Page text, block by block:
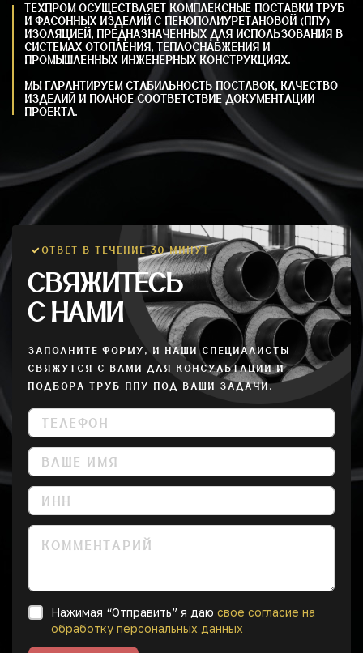
ТЕХПРОМ ОСУЩЕСТВЛЯЕТ КОМПЛЕКСНЫЕ ПОСТАВКИ ТРУБ
И ФАСОННЫХ ИЗДЕЛИЙ С ПЕНОПОЛИУРЕТАНОВОЙ (ППУ)
ИЗОЛЯЦИЕЙ, ПРЕДНАЗНАЧЕННЫХ ДЛЯ ИСПОЛЬЗОВАНИЯ В
СИСТЕМАХ ОТОПЛЕНИЯ, ТЕПЛОСНАБЖЕНИЯ И
ПРОМЫШЛЕННЫХ ИНЖЕНЕРНЫХ КОНСТРУКЦИЯХ.
МЫ ГАРАНТИРУЕМ СТАБИЛЬНОСТЬ ПОСТАВОК, КАЧЕСТВО
ИЗДЕЛИЙ И ПОЛНОЕ СООТВЕТСТВИЕ ДОКУМЕНТАЦИИ
ПРОЕКТА.
ОТВЕТ В ТЕЧЕНИЕ 30 МИНУТ
СВЯЖИТЕСЬ
С НАМИ
ЗАПОЛНИТЕ ФОРМУ, И НАШИ СПЕЦИАЛИСТЫ
СВЯЖУТСЯ С ВАМИ ДЛЯ КОНСУЛЬТАЦИИ И
ПОДБОРА ТРУБ ППУ ПОД ВАШИ ЗАДАЧИ.
Нажимая “Отправить” я даю свое согласие на
обработку персональных данных